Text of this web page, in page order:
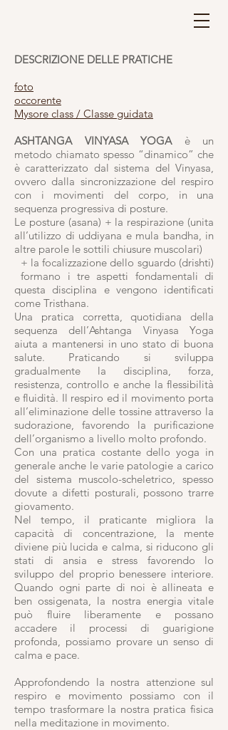
DESCRIZIONE DELLE PRATICHE
foto
occorente
Mysore class / Classe guidata
ASHTANGA VINYASA YOGAè un
metodo chiamato spesso “dinamico” che
è caratterizzato dal sistema del Vinyasa,
ovvero dalla sincronizzazione del respiro
con i movimenti del corpo, in una
sequenza progressiva di posture.
Le posture (asana) + la respirazione (unita
all’utilizzo di uddiyana e mula bandha, in
altre parole le sottili chiusure muscolari)
+ la focalizzazione dello sguardo (drishti)
formano i tre aspetti fondamentali di
questa disciplina e vengono identificati
come Tristhana.
Una pratica corretta, quotidiana della
sequenza dell’Ashtanga Vinyasa Yoga
aiuta a mantenersi in uno stato di buona
salute. Praticando si sviluppa
gradualmente la disciplina, forza,
resistenza, controllo e anche la flessibilità
e fluidità. Il respiro ed il movimento porta
all’eliminazione delle tossine attraverso la
sudorazione, favorendo la purificazione
dell’organismo a livello molto profondo.
Con una pratica costante dello yoga in
generale anche le varie patologie a carico
del sistema muscolo-scheletrico, spesso
dovute a difetti posturali, possono trarre
giovamento.
Nel tempo, il praticante migliora la
capacità di concentrazione, la mente
diviene più lucida e calma, si riducono gli
stati di ansia e stress favorendo lo
sviluppo del proprio benessere interiore.
Quando ogni parte di noi è allineata e
ben ossigenata, la nostra energia vitale
può fluire liberamente e possano
accadere il processi di guarigione
profonda, possiamo provare un senso di
calma e pace.
Approfondendo la nostra attenzione sul
respiro e movimento possiamo con il
tempo trasformare la nostra pratica fisica
nella meditazione in movimento.